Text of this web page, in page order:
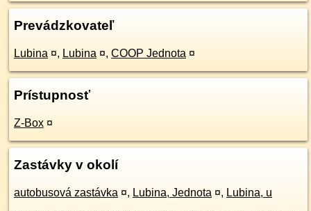
Prevádzkovateľ
Lubina ¤, Lubina ¤, COOP Jednota ¤
Prístupnosť
Z-Box ¤
Zastávky v okolí
autobusová zastávka ¤, Lubina, Jednota ¤, Lubina, u